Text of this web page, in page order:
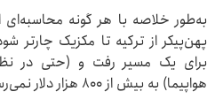
به‌طور خلاصه با هر گونه محاسبه‌ای
پهن‌پیکر از ترکیه تا مکزیک چارتر
برای یک مسیر رفت و (حتی در
هواپیما) به بیش از ۸۰۰ هزار دلار نمی‌رسد.